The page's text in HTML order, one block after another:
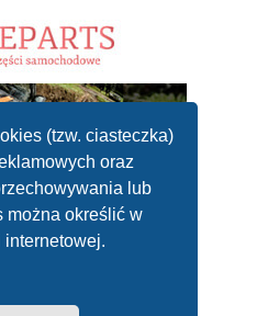
(tzw. ciasteczka)
oraz
lub
można określić w